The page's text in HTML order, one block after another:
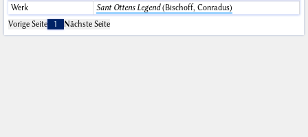
Werk
Sant Ottens Legend(Bischoff, Conradus)
Vorige Seite
1 Nächste Seite